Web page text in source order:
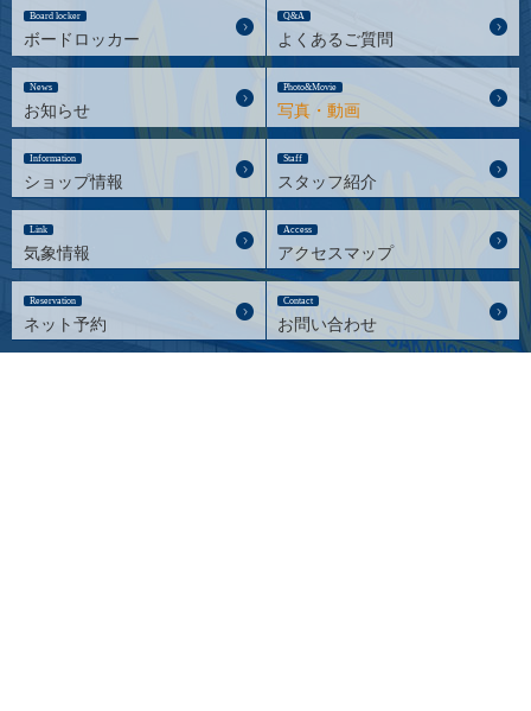
Board locker
ボードロッカー
Q&A
よくあるご質問
News
お知らせ
Photo&Movie
写真・動画
Information
ショップ情報
Staff
スタッフ紹介
Link
気象情報
Access
アクセスマップ
Reservation
ネット予約
Contact
お問い合わせ